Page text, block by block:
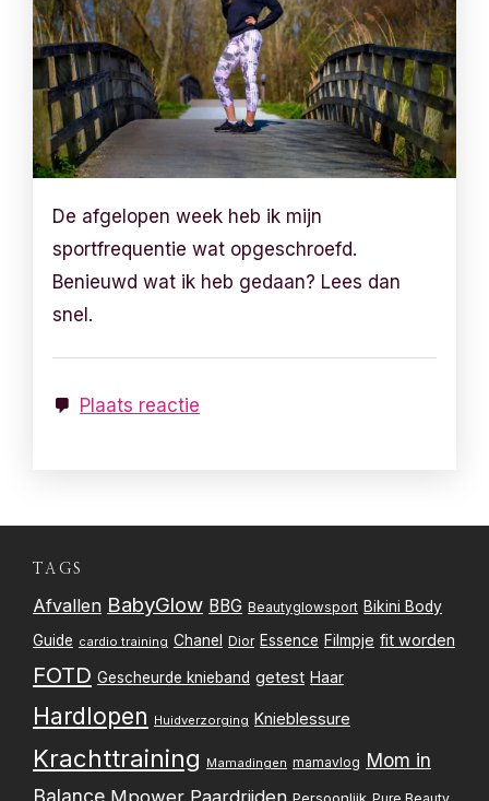
De afgelopen week heb ik mijn
sportfrequentie wat opgeschroefd.
Benieuwd wat ik heb gedaan? Lees dan
snel.
Plaats reactie
TAGS
Afvallen BabyGlow BBG Beautyglowsport Bikini Body
Guide cardio training Chanel Dior Essence Filmpje fit worden
FOTD Gescheurde knieband getest Haar
Hardlopen Huidverzorging Knieblessure
Krachttraining Mamadingen mamavlog Mom in
Balance Mpower Paardrijden